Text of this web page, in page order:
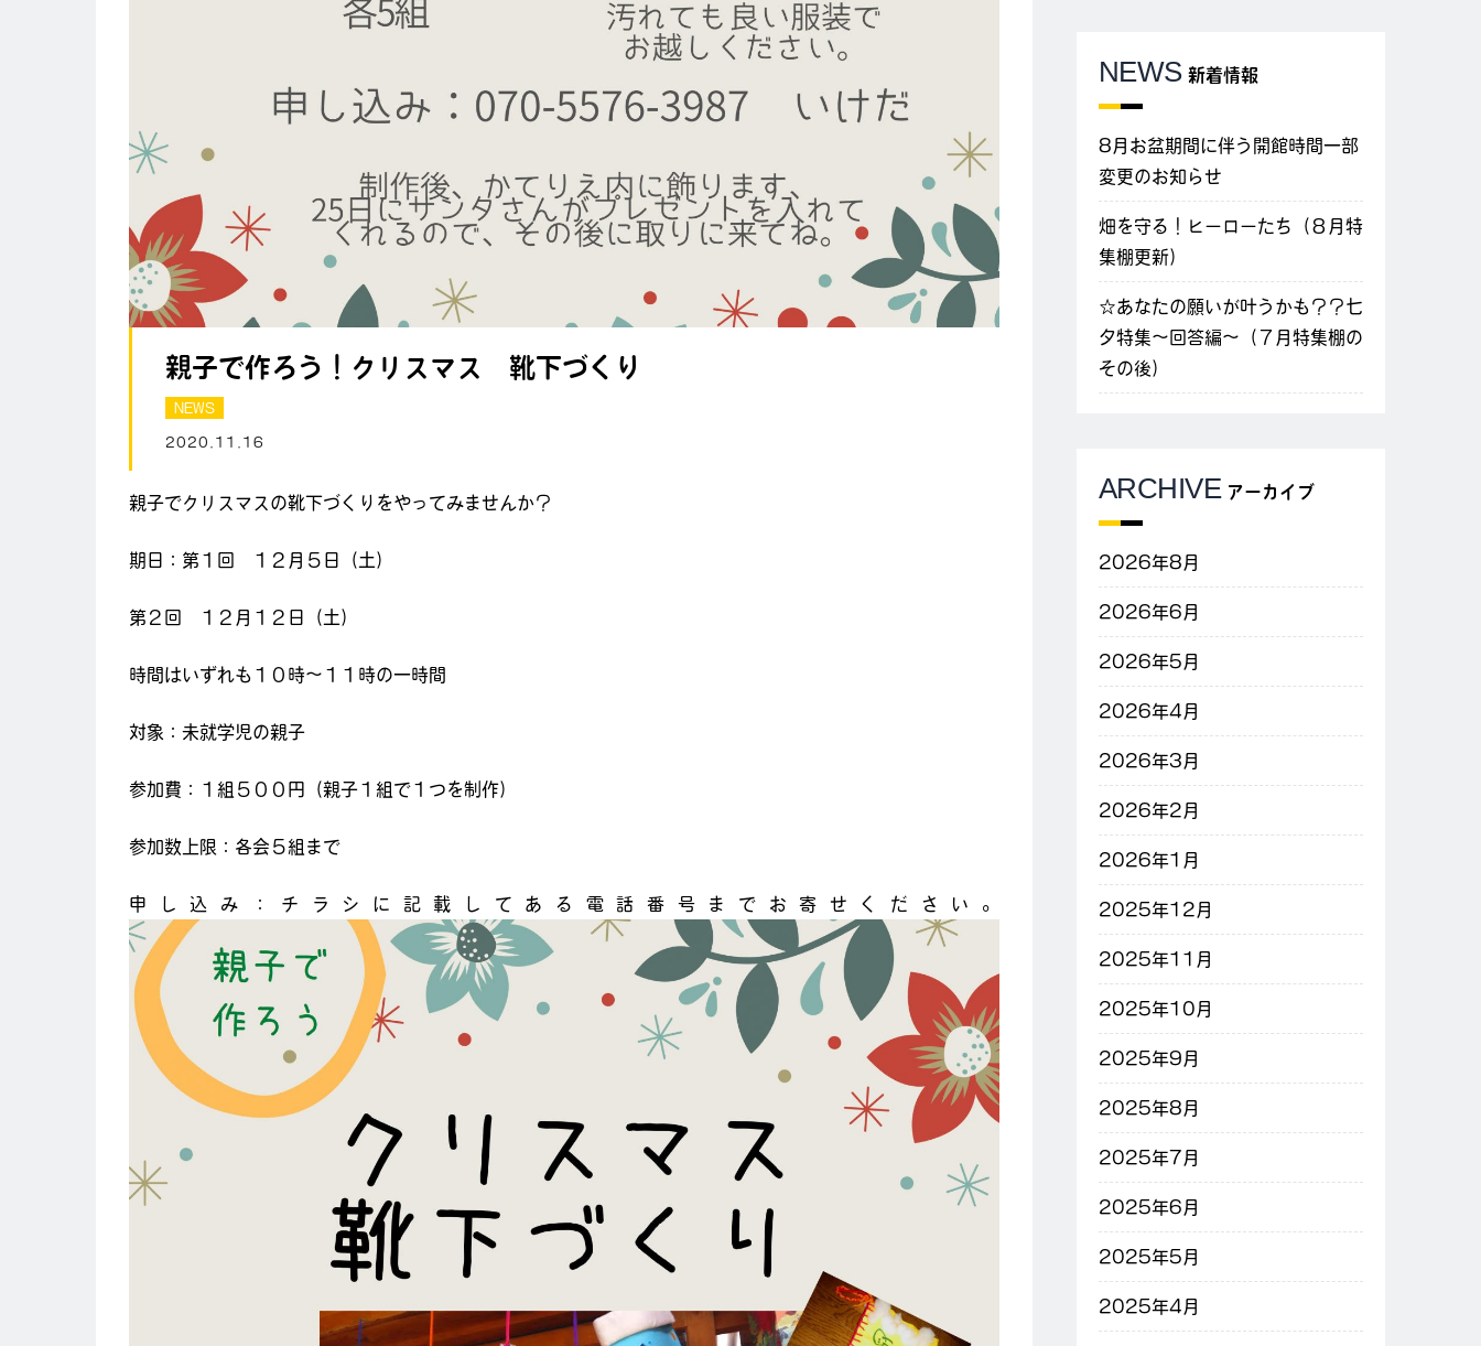
親子で作ろう！クリスマス 靴下づくり
NEWS
2020.11.16
親子でクリスマスの靴下づくりをやってみませんか？
期日：第１回 １２月５日（土）
第２回 １２月１２日（土）
時間はいずれも１０時～１１時の一時間
対象：未就学児の親子
参加費：１組５００円（親子１組で１つを制作）
参加数上限：各会５組まで
申し込み：チラシに記載してある電話番号までお寄せください。
NEWS 新着情報
8月お盆期間に伴う開館時間一部
変更のお知らせ
畑を守る！ヒーローたち（８月特
集棚更新）
☆あなたの願いが叶うかも？？七
夕特集～回答編～（７月特集棚の
その後）
ARCHIVE アーカイブ
2026年8月
2026年6月
2026年5月
2026年4月
2026年3月
2026年2月
2026年1月
2025年12月
2025年11月
2025年10月
2025年9月
2025年8月
2025年7月
2025年6月
2025年5月
2025年4月